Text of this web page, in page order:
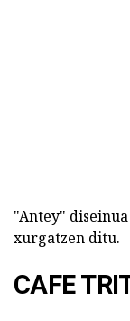
"Antey"
xurgatzen ditu.
CAFE